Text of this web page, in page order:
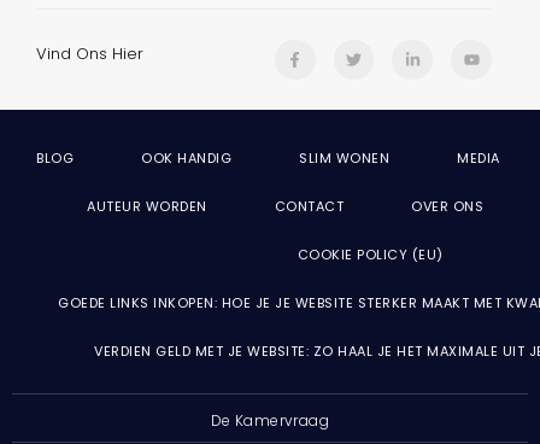
Vind Ons Hier
BLOG OOK HANDIG SLIM WONEN MEDIA
AUTEUR WORDEN CONTACT OVER ONS
COOKIE POLICY (EU)
GOEDE LINKS INKOPEN: HOE JE JE WEBSITE STERKER MAAKT MET
VERDIEN GELD MET JE WEBSITE: ZO HAAL JE HET MAXIMALE UIT
De Kamervraag